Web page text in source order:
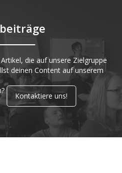
die auf unsere Zielgruppe
deinen Content auf unserem
Kontaktiere uns!